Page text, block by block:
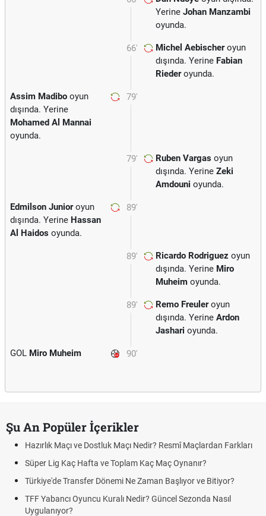
Yerine Johan Manzambi
oyunda.
66' Michel Aebischeroyun
dışında. Yerine Fabian
Riederoyunda.
79'
Assim Madibo oyun
dışında. Yerine
Mohamed Al Mannai
oyunda.
79' Ruben Vargas oyun
dışında. Yerine Zeki
Amdouni oyunda.
89'
Edmilson Junioroyun
dışında. Yerine Hassan
Al Haidos oyunda.
89' Ricardo Rodriguez oyun
dışında. Yerine Miro
Muheim oyunda.
89' Remo Freuleroyun
dışında. Yerine Ardon
Jashari oyunda.
90'
GOL Miro Muheim
Şu An Popüler İçerikler
Hazırlık Maçı ve Dostluk Maçı Nedir? Resmî Maçlardan Farkları
Süper Lig Kaç Hafta ve Toplam Kaç Maç Oynanır?
Türkiye'de Transfer Dönemi Ne Zaman Başlıyor ve Bitiyor?
TFF Yabancı Oyuncu Kuralı Nedir? Güncel Sezonda Nasıl
Uygulanıyor?